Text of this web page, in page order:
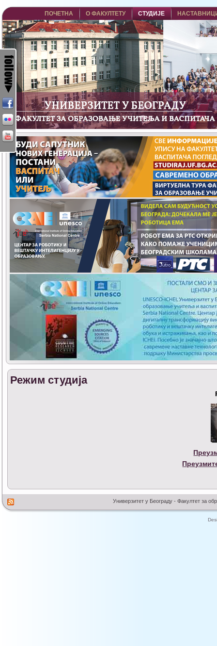
ПОЧЕТНА О ФАКУЛТЕТУ СТУДИЈЕ
Режим студија
Универзитет у Београду - Факултет за